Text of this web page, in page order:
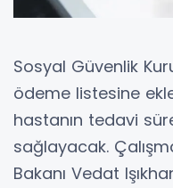
Sosyal Güvenlik
ödeme listesine
hastanın tedavi
sağlayacak.
Bakanı Vedat